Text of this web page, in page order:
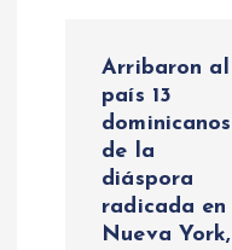
Arribaron al
país 13
dominicanos
de la
diáspora
radicada en
Nueva York,